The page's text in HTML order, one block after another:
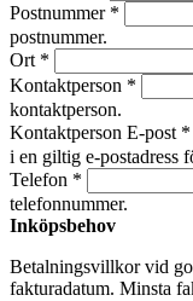
Postnummer *
postnummer.
Ort *
Kontaktperson *
kontaktperson.
Kontaktperson E-post *
i en giltig e-postadress
Telefon *
telefonnummer.
Inköpsbehov
Betalningsvillkor vid
fakturadatum. Minsta